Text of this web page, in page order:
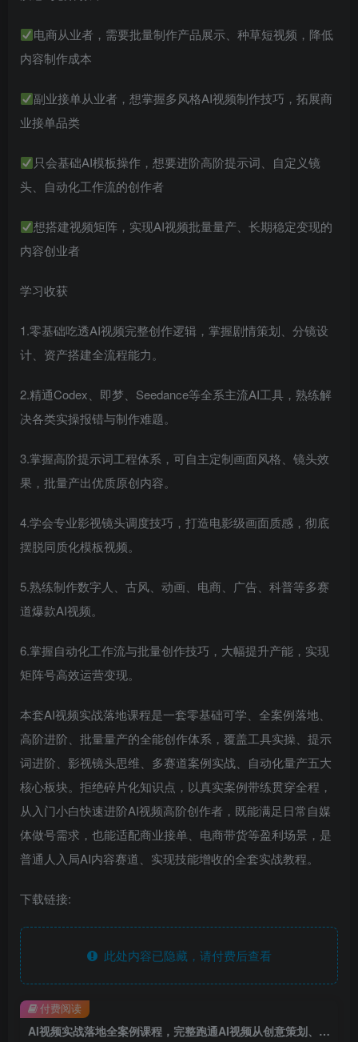
电商从业者，需要批量制作产品展示、种草短视频，降低
内容制作成本
副业接单从业者，想掌握多风格AI视频制作技巧，拓展商
业接单品类
只会基础AI模板操作，想要进阶高阶提示词、自定义镜
头、自动化工作流的创作者
想搭建视频矩阵，实现AI视频批量量产、长期稳定变现的
内容创业者
学习收获
1.零基础吃透AI视频完整创作逻辑，掌握剧情策划、分镜设
计、资产搭建全流程能力。
2.精通Codex、即梦、Seedance等全系主流AI工具，熟练解
决各类实操报错与制作难题。
3.掌握高阶提示词工程体系，可自主定制画面风格、镜头效
果，批量产出优质原创内容。
4.学会专业影视镜头调度技巧，打造电影级画面质感，彻底
摆脱同质化模板视频。
5.熟练制作数字人、古风、动画、电商、广告、科普等多赛
道爆款AI视频。
6.掌握自动化工作流与批量创作技巧，大幅提升产能，实现
矩阵号高效运营变现。
本套AI视频实战落地课程是一套零基础可学、全案例落地、
高阶进阶、批量量产的全能创作体系，覆盖工具实操、提示
词进阶、影视镜头思维、多赛道案例实战、自动化量产五大
核心板块。拒绝碎片化知识点，以真实案例带练贯穿全程，
从入门小白快速进阶AI视频高阶创作者，既能满足日常自媒
体做号需求，也能适配商业接单、电商带货等盈利场景，是
普通人入局AI内容赛道、实现技能增收的全套实战教程。
下载链接:
此处内容已隐藏，请付费后查看
AI视频实战落地全案例课程，完整跑通AI视频从创意策划、素材制作、生成剪辑到批量产出的全创作链路
付费阅读